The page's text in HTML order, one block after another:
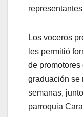
Los voceros
les permitió
de
graduación se
semanas,
parroquia